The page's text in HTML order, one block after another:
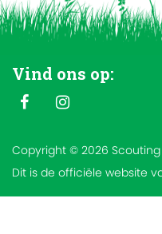
Vind ons op:
Copyright © 2026 Scouting
Dit is de officiële website